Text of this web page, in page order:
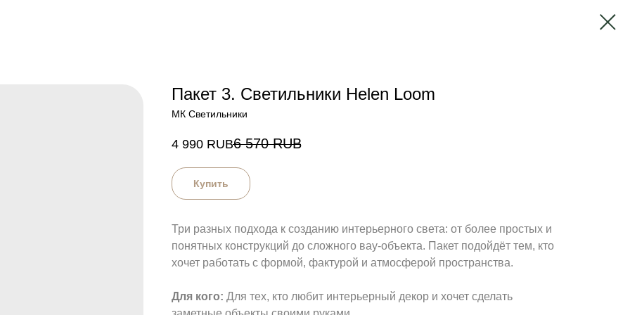
Пакет 3. Светильники Helen Loom
МК Светильники
4 990 RUB6 570 RUB
Купить
Три разных подхода к созданию интерьерного света: от более простых и
понятных конструкций до сложного вау-объекта. Пакет подойдёт тем, кто
хочет работать с формой, фактурой и атмосферой пространства.
Для кого: Для тех, кто любит интерьерный декор и хочет сделать